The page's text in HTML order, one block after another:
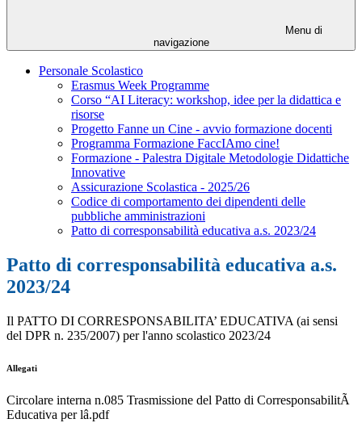
Menu di
navigazione
Personale Scolastico
Erasmus Week Programme
Corso “AI Literacy: workshop, idee per la didattica e
risorse
Progetto Fanne un Cine - avvio formazione docenti
Programma Formazione FaccIAmo cine!
Formazione - Palestra Digitale Metodologie Didattiche
Innovative
Assicurazione Scolastica - 2025/26
Codice di comportamento dei dipendenti delle
pubbliche amministrazioni
Patto di corresponsabilità educativa a.s. 2023/24
Patto di corresponsabilità educativa a.s.
2023/24
Il PATTO DI CORRESPONSABILITA’ EDUCATIVA (ai sensi
del DPR n. 235/2007) per l'anno scolastico 2023/24
Allegati
Circolare interna n.085 Trasmissione del Patto di CorresponsabilitÃ
Educativa per lâ.pdf